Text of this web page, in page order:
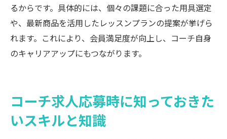
るからです。具体的には、個々の課題に合った用具選定
や、最新商品を活用したレッスンプランの提案が挙げら
れます。これにより、会員満足度が向上し、コーチ自身
のキャリアアップにもつながります。
コーチ求人応募時に知っておきた
いスキルと知識